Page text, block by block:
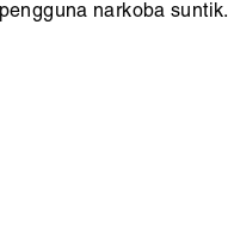
narkoba suntik.